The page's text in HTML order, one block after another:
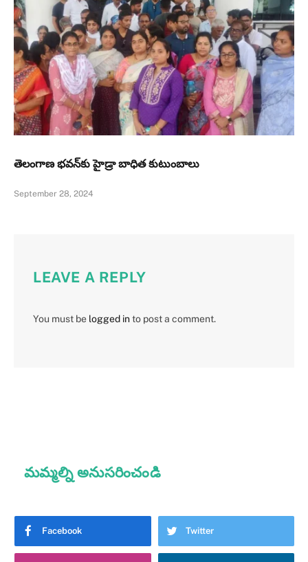
తెలంగాణ భవన్‌కు హైడ్రా బాధిత కుటుంబాలు
September 28, 2024
LEAVE A REPLY
You must be logged into post a comment.
మమ్మల్ని అనుసరించండి
Facebook Twitter